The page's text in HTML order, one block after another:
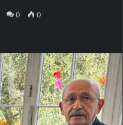
0 0